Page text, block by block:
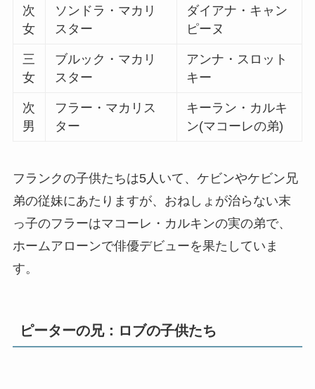
次
女
ソンドラ・マカリ
スター
ダイアナ・キャン
ピーヌ
三
女
ブルック・マカリ
スター
アンナ・スロット
キー
次
男
フラー・マカリス
ター
キーラン・カルキ
ン(マコーレの弟)
フランクの子供たちは5人いて、ケビンやケビン兄
弟の従妹にあたりますが、おねしょが治らない末
っ子のフラーはマコーレ・カルキンの実の弟で、
ホームアローンで俳優デビューを果たしていま
す。
ピーターの兄：ロブの子供たち